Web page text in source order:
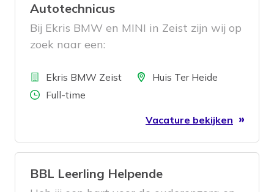
Autotechnicus
Bij Ekris BMW en MINI in Zeist zijn wij op
zoek naar een:
BedrijfEkris BMW ZeistLocatieHuis Ter Heide
Aantal uren
Full-time
Vacature bekijken
BBL Leerling Helpende